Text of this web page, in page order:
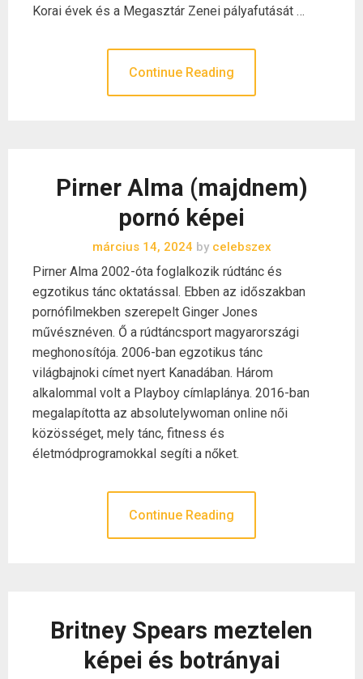
Korai évek és a Megasztár Zenei pályafutását …
Continue Reading
Pirner Alma (majdnem)
pornó képei
március 14, 2024 bycelebszex
Pirner Alma 2002-óta foglalkozik rúdtánc és
egzotikus tánc oktatással. Ebben az időszakban
pornófilmekben szerepelt Ginger Jones
művésznéven. Ő a rúdtáncsport magyarországi
meghonosítója. 2006-ban egzotikus tánc
világbajnoki címet nyert Kanadában. Három
alkalommal volt a Playboy címlaplánya. 2016-ban
megalapította az absolutelywoman online női
közösséget, mely tánc, fitness és
életmódprogramokkal segíti a nőket.
Continue Reading
Britney Spears meztelen
képei és botrányai